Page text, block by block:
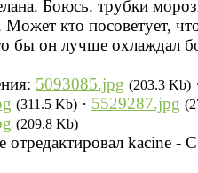
Боюсь. трубки
Может кто посоветует,
бы он лучше охлаждал
5093085.jpg (203.3 Kb)
(311.5 Kb) · 5529287.jpg
(209.8 Kb)
kacine -